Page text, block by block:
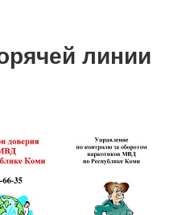
линии